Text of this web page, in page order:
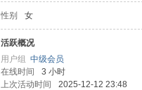
性别 女
活跃概况
用户组 中级会员
在线时间
3 小时
上次活动时间
2025-12-12 23:48